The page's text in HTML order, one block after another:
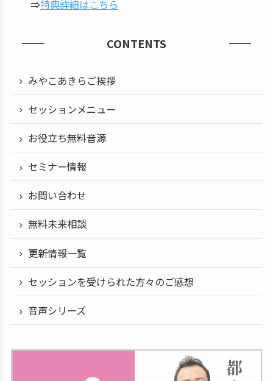
⇒特典詳細はこちら
CONTENTS
みやこあきらご挨拶
セッションメニュー
お役立ち無料音源
セミナー情報
お問い合わせ
無料未来相談
更新情報一覧
セッションを受けられた方々のご感想
音声シリーズ